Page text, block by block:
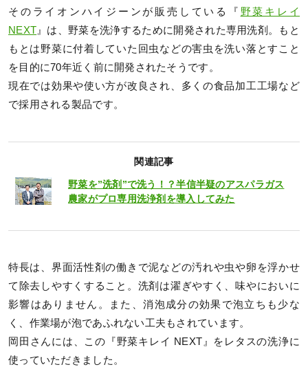
そのライオンハイジーンが販売している『 野菜キレイ
NEXT 』は、野菜を洗浄するために開発された専用洗剤。もと
もとは野菜に付着していた回虫などの害虫を洗い落とすこと
を目的に70年近く前に開発されたそうです。
現在では効果や使い方が改良され、多くの食品加工工場など
で採用される製品です。
関連記事
野菜を”洗剤”で洗う！？半信半疑のアスパラガス
農家がプロ専用洗浄剤を導入してみた
特長は、界面活性剤の働きで泥などの汚れや虫や卵を浮かせ
て除去しやすくすること。洗剤は濯ぎやすく、味やにおいに
影響はありません。また、消泡成分の効果で泡立ちも少な
く、作業場が泡であふれない工夫もされています。
岡田さんには、この『野菜キレイ NEXT』をレタスの洗浄に
使っていただきました。